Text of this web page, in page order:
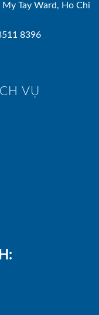
Tay Ward, Ho Chi
8396
VỤ